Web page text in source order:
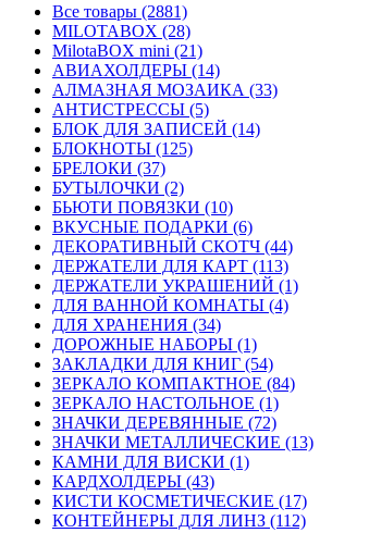
Все товары (2881)
MILOTABOX (28)
MilotaBOX mini (21)
АВИАХОЛДЕРЫ (14)
АЛМАЗНАЯ МОЗАИКА (33)
АНТИСТРЕССЫ (5)
БЛОК ДЛЯ ЗАПИСЕЙ (14)
БЛОКНОТЫ (125)
БРЕЛОКИ (37)
БУТЫЛОЧКИ (2)
БЬЮТИ ПОВЯЗКИ (10)
ВКУСНЫЕ ПОДАРКИ (6)
ДЕКОРАТИВНЫЙ СКОТЧ (44)
ДЕРЖАТЕЛИ ДЛЯ КАРТ (113)
ДЕРЖАТЕЛИ УКРАШЕНИЙ (1)
ДЛЯ ВАННОЙ КОМНАТЫ (4)
ДЛЯ ХРАНЕНИЯ (34)
ДОРОЖНЫЕ НАБОРЫ (1)
ЗАКЛАДКИ ДЛЯ КНИГ (54)
ЗЕРКАЛО КОМПАКТНОЕ (84)
ЗЕРКАЛО НАСТОЛЬНОЕ (1)
ЗНАЧКИ ДЕРЕВЯННЫЕ (72)
ЗНАЧКИ МЕТАЛЛИЧЕСКИЕ (13)
КАМНИ ДЛЯ ВИСКИ (1)
КАРДХОЛДЕРЫ (43)
КИСТИ КОСМЕТИЧЕСКИЕ (17)
КОНТЕЙНЕРЫ ДЛЯ ЛИНЗ (112)